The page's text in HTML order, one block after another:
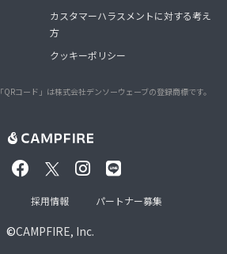
カスタマーハラスメントに対する考え
方
クッキーポリシー
「QRコード」は株式会社デンソーウェーブの登録商標です。
©CAMPFIRE, Inc.
採用情報 パートナー募集